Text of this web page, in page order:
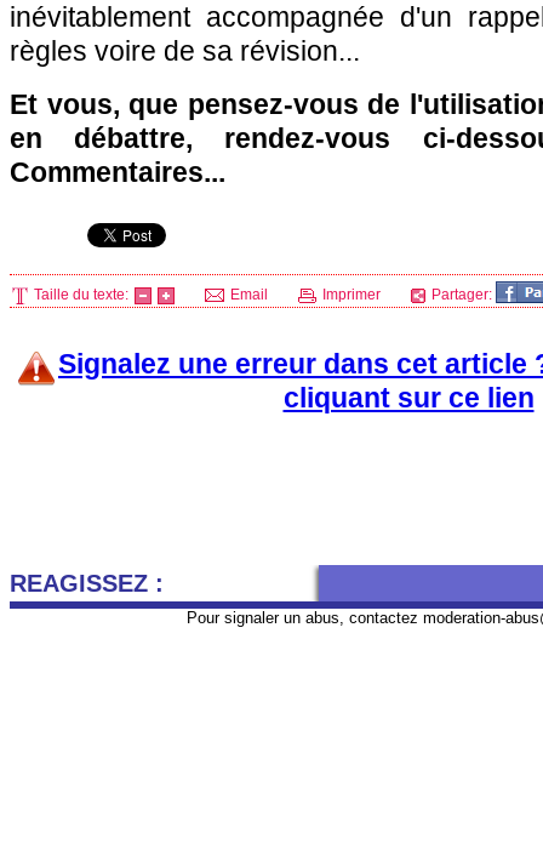
inévitablement accompagnée d'un
règles voire de sa révision...
Et vous, que pensez-vous de
en débattre, rendez-vous ci-
Commentaires...
Taille du texte: Email Imprimer Partager:
Signalez une erreur dans cet article
cliquant sur ce lien
REAGISSEZ :
Pour signaler un abus, contactez moderation-